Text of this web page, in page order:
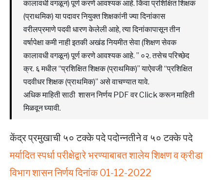
कालावधी वगळून) पूर्ण करणे आवश्यक आहे. किंवा प्रशिक्षित शिक्षक
(प्राथमिक) या पदावर नियुक्त शिक्षकांनी ज्या दिनांकास
वरीलप्रमाणे पदवी धारण केलेली आहे, त्या दिनांकापासून तीन
वर्षापेक्षा कमी नाही इतकी अखंड नियमीत सेवा (शिक्षण सेवक
कालावधी वगळून) पूर्ण करणे आवश्यक आहे. ” ०२. तसेच परिच्छेद
क्र. ६ मधील “प्रशिक्षित शिक्षक (प्राथमिक)” याऐवजी “प्रशिक्षित
पदवीधर शिक्षक (प्राथमिक)” असे वाचण्यात यावे.
अधिक माहिती साठी शासन निर्णय PDF वर Click करून माहिती
मिळवून घ्यावी.
केंद्र प्रमुखाची ५० टक्के पदे पदोन्नतीने व ५० टक्के पदे
मर्यादित स्पर्धा परीक्षेद्वारे भरण्याबाबत शालेय शिक्षण व क्रीडा
विभाग शासन निर्णय दिनांक 01-12-2022